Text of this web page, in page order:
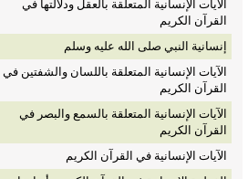
الآيات الإنسانية المتعلقة بالعقل ودلالتها في
القرآن الكريم
إنسانية النبي صلى الله عليه وسلم
الآيات الإنسانية المتعلقة باللسان والشفتين في
القرآن الكريم
الآيات الإنسانية المتعلقة بالسمع والبصر في
القرآن الكريم
الآيات الإنسانية في القرآن الكريم